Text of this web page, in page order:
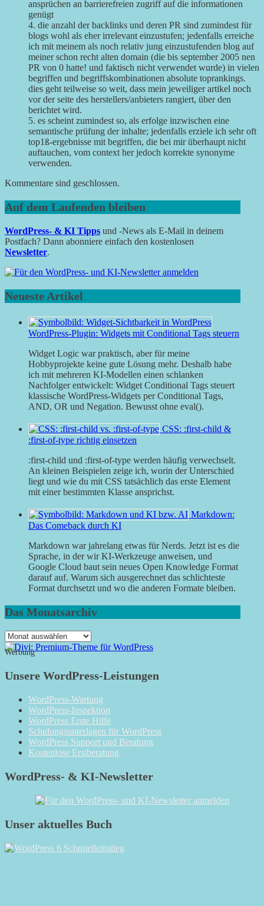
ansprüchen an barrierefreien zugriff auf die informationen
genügt
4. die anzahl der backlinks und deren PR sind zumindest für
blogs wohl als eher irrelevant einzustufen; jedenfalls erreiche
ich mit meinem als noch relativ jung einzustufenden blog auf
meiner schon recht alten domain (die bis september 2005 nen
PR von 0 hatte! und faktisch nicht verwendet wurde) in vielen
begriffen und begriffskombinationen absolute toprankings.
dies geht teilweise so weit, dass mein jeweiliger artikel noch
vor der seite des herstellers/anbieters rangiert, über den
berichtet wird.
5. es scheint zumindest so, als erfolge inzwischen eine
semantische prüfung der inhalte; jedenfalls erziele ich sehr oft
top1ß-ergebnisse mit begriffen, die bei mir überhaupt nicht
auftauchen, vom context her jedoch korrekte synonyme
verwenden.
Kommentare sind geschlossen.
Auf dem Laufenden bleiben
WordPress- & KI Tipps und -News als E-Mail in deinem
Postfach? Dann abonniere einfach den kostenlosen
Newsletter.
Neueste Artikel
WordPress-Plugin: Widgets mit Conditional Tags steuern
Widget Logic war praktisch, aber für meine
Hobbyprojekte keine gute Lösung mehr. Deshalb habe
ich mit mehreren KI-Modellen einen schlanken
Nachfolger entwickelt: Widget Conditional Tags steuert
klassische WordPress-Widgets per Conditional Tags,
AND, OR und Negation. Bewusst ohne eval().
CSS: :first-child &
:first-of-type richtig einsetzen
:first-child und :first-of-type werden häufig verwechselt.
An kleinen Beispielen zeige ich, worin der Unterschied
liegt und wie du mit CSS tatsächlich das erste Element
mit einer bestimmten Klasse ansprichst.
Markdown:
Das Comeback durch KI
Markdown war jahrelang etwas für Nerds. Jetzt ist es die
Sprache, in der wir KI-Werkzeuge anweisen, und
Google Cloud baut sein neues Open Knowledge Format
darauf auf. Warum sich ausgerechnet das schlichteste
Format durchsetzt und wo die anderen Formate bleiben.
Das Monatsarchiv
Das
Monatsarchiv
Werbung
Unsere WordPress-Leistungen
WordPress-Wartung
WordPress-Inspektion
WordPress Erste Hilfe
Schulungsunterlagen für WordPress
WordPress Support und Beratung
Kostenlose Erstberatung
WordPress- & KI-Newsletter
Unser aktuelles Buch